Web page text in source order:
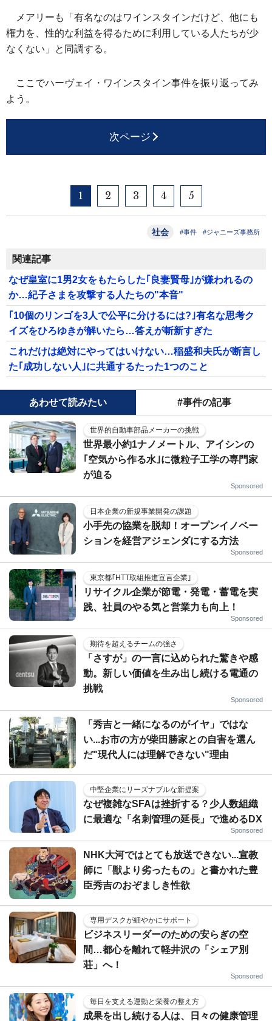
メアリーも「有名なのはワインスタインだけど、他にも
権力を、性的な利益を得るために利用している人たちが少
なくない」と同調する。
ここでハーヴェイ・ワインスタイン事件を振り返ってみ
よう。
次ページ
1 2 3 4 5
社会 #事件 #ジャニーズ事務所
関連記事
なぜ皇室に1男2女をもたらした｢良妻賢母｣が嫌われるの
か…紀子さまを攻撃する人たちの"本音"
｢10個のリンゴを3人で公平に分けるには?｣有名な思考ク
イズをひろゆきが解いたら…答えが斬新すぎた
これだけは絶対にやってはいけない…稲盛和夫氏が断言し
た｢成功しない人｣に共通するたった1つのこと
あわせて読みたい #事件の記事
世界的自動車部品メーカーの挑戦
世界最小約1ナノメートル、アイシンの
｢空気から作る水｣に微粒子工学の専門家
が迫る
Sponsored
日本企業の新規事業開発の課題
小手先の協業を脱却！オープンイノベー
ションを経営アジェンダにする方法
Sponsored
東京都｢HTT取組推進宣言企業｣
リサイクル企業が節電・発電・蓄電を実
践、社員のやる気と営業力も向上！
Sponsored
期待を超えるチームの強さ
「さすが」の一言に込められた驚きや感
動。新しい価値を生み出し続ける電通の
挑戦
Sponsored
「秀吉と一緒になるのがイヤ」ではな
い...お市の方が柴田勝家との自害を選ん
だ"現代人には理解できない"理由
中堅企業にリーズナブルな新提案
なぜ複雑なSFAは挫折する？少人数組織
に最適な「名刺管理の延長」で進めるDX
Sponsored
NHK大河ではとても放送できない...宣教
師に「獣より劣ったもの」と書かれた豊
臣秀吉のおぞましき性欲
専用デスクが細やかにサポート
ビジネスリーダーのための安らぎの空
間…都心を離れて軽井沢の「シェア別
荘」へ！
Sponsored
毎日を支える運動と栄養の整え方
成果を出し続ける人は、日々の健康管理